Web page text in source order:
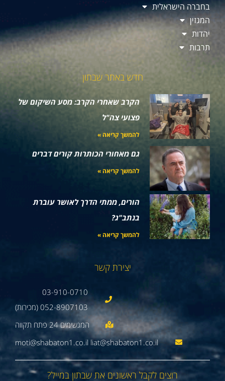
בחברה הישראלית
המגזין
יהדות
תרבות
חדש באתר שבתון
הקרב שאחרי הקרב: מסע השיקום של
פצועי צה"ל
להמשך קריאה »
גם מאחורי הכותרות קורים דברים
להמשך קריאה »
הורים, ממתי הדרך לאושר עוברת
בנתב"ג?
להמשך קריאה »
יצירת קשר
03-910-0710
052-8907103 (מכירות)
moti@shabaton1.co.il liat@shabaton1.co.il
רוצים לקבל ראשונים את שבתון במייל?